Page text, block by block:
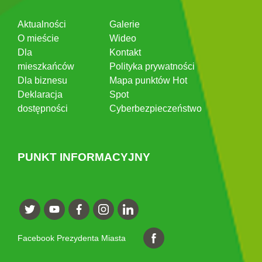
Aktualności
O mieście
Dla
mieszkańców
Dla biznesu
Deklaracja
dostępności
Galerie
Wideo
Kontakt
Polityka prywatności
Mapa punktów Hot
Spot
Cyberbezpieczeństwo
PUNKT INFORMACYJNY
Facebook Prezydenta Miasta